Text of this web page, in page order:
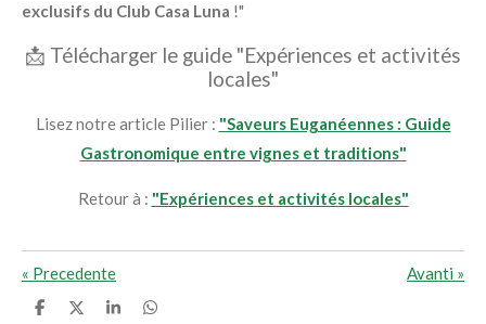
exclusifs du Club Casa Luna !"
📩 Télécharger le guide "Expériences et activités
locales"
Lisez notre article Pilier : "Saveurs Euganéennes : Guide
Gastronomique entre vignes et traditions"
Retour à : "Expériences et activités locales"
« Precedente Avanti »
C
C
C
C